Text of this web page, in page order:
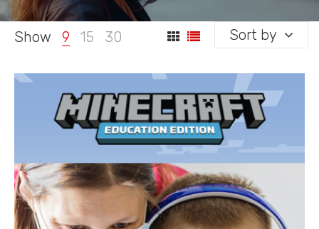
Show 9 15 30 Sort by